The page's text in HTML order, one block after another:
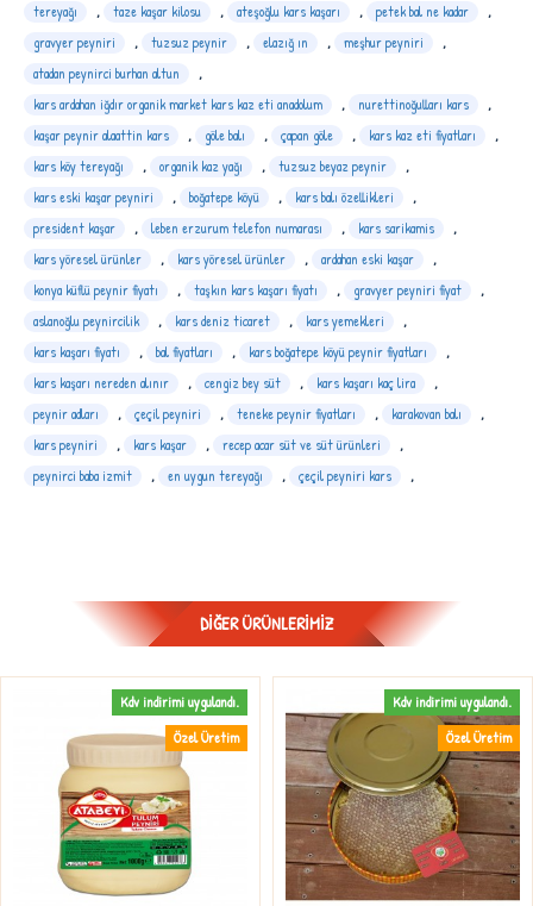
tereyağı
, taze kaşar kilosu , ateşoğlu kars kaşarı , petek bal ne kadar
,
gravyer peyniri
, tuzsuz peynir , elazığ ın , meşhur peyniri
,
atadan peynirci burhan altun
,
kars ardahan iğdır organik market kars kaz eti anadolum
, nurettinoğulları kars
,
kaşar peynir alaattin kars
, göle balı , çapan göle , kars kaz eti fiyatları
,
kars köy tereyağı
, organik kaz yağı , tuzsuz beyaz peynir
,
kars eski kaşar peyniri
, boğatepe köyü , kars balı özellikleri
,
president kaşar
, leben erzurum telefon numarası , kars sarikamis
,
kars yöresel ürünler
, kars yöresel ürünler , ardahan eski kaşar
,
konya küflü peynir fiyatı
, taşkın kars kaşarı fiyatı , gravyer peyniri fiyat
,
aslanoğlu peynircilik
, kars deniz ticaret , kars yemekleri
,
kars kaşarı fiyatı
, bal fiyatları , kars boğatepe köyü peynir fiyatları
,
kars kaşarı nereden alınır
, cengiz bey süt , kars kaşarı kaç lira
,
peynir adları
, çeçil peyniri , teneke peynir fiyatları , karakovan balı
,
kars peyniri
, kars kaşar , recep acar süt ve süt ürünleri
,
peynirci baba izmit
, en uygun tereyağı , çeçil peyniri kars ,
DIĞER ÜRÜNLERIMIZ
Özel Üretim
Kdv indirimi uygulandı.
Özel Üretim
Kdv indirimi uygulandı.